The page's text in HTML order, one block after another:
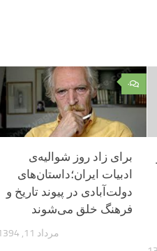
۰
برای زاد روز شوالیه‌ی
ادبیات ایران؛داستان‌های
دولت‌آبادی در پیوند تاریخ و
فرهنگ خلق می‌شوند
مرداد 11, 1394